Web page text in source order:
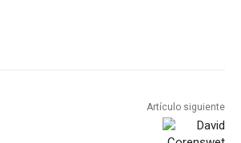
Artículo siguiente